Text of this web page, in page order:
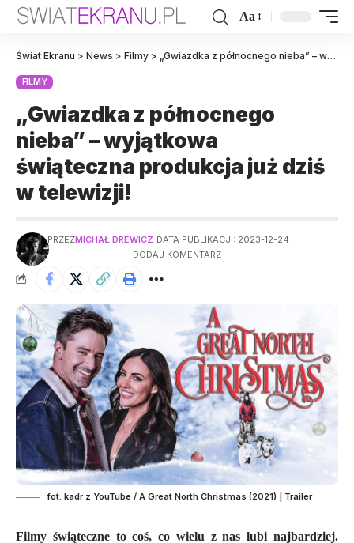
Aa
Świat Ekranu > News > Filmy > „Gwiazdka z północnego nieba” – wyjątkowa świąteczna produkcja już dziś w telewizji!
FILMY
„Gwiazdka z północnego
nieba” – wyjątkowa
świąteczna produkcja już dziś
w telewizji!
PRZEZMICHAŁ DREWICZ DATA PUBLIKACJI: 2023-12-24
DODAJ KOMENTARZ
fot. kadr z YouTube / A Great North Christmas (2021) | Trailer
Filmy świąteczne to coś, co wielu z nas lubi najbardziej.